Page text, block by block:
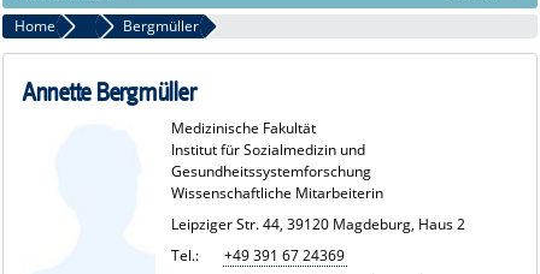
LEHRE
UNSER INSTITUT
TEAM
QUALIFIKATIONSARBEITEN
Home Team Bergmüller
Annette Bergmüller
Medizinische Fakultät
Institut für Sozialmedizin und
Gesundheitssystemforschung
Wissenschaftliche Mitarbeiterin
Leipziger Str. 44, 39120 Magdeburg, Haus 2
Tel.:
+49 391 67 24369